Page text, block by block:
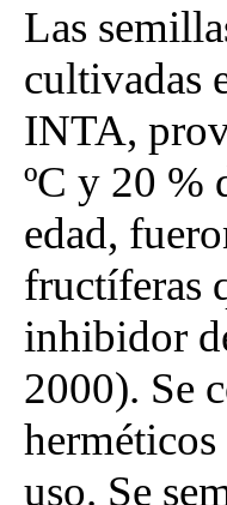
Las
cultivadas
INTA,
ºC y 20 %
edad,
fructíferas
inhibidor
2000). Se
uso. Se